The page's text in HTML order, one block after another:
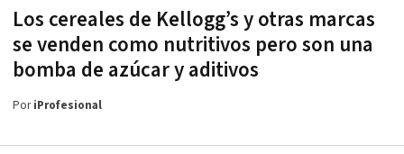
Los cereales de Kellogg’s y otras marcas
se venden como nutritivos pero son una
bomba de azúcar y aditivos
PoriProfesional